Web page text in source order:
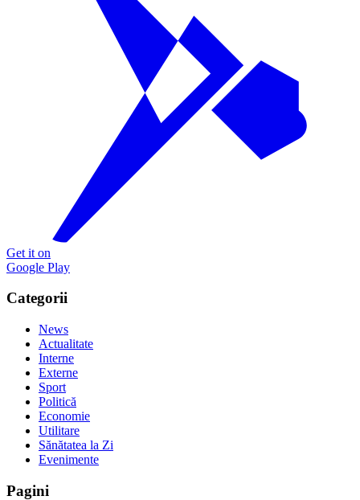
Get it on
Google Play
Categorii
News
Actualitate
Interne
Externe
Sport
Politică
Economie
Utilitare
Sănătatea la Zi
Evenimente
Pagini